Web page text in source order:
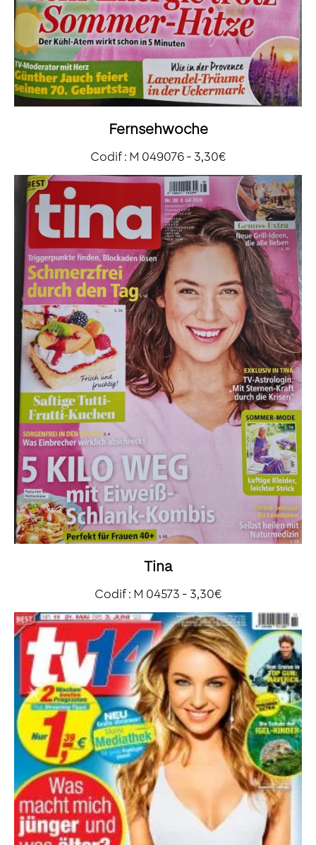
Fernsehwoche
Codif : M 049076 - 3,30€
Tina
Codif : M 04573 - 3,30€